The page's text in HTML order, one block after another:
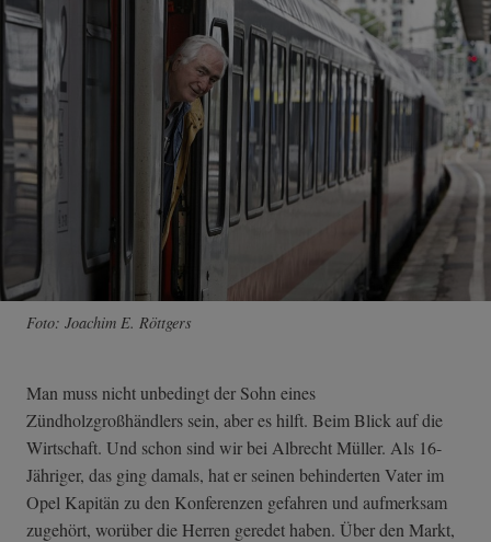
Foto: Joachim E. Röttgers
Man muss nicht unbedingt der Sohn eines
Zündholzgroßhändlers sein, aber es hilft. Beim Blick auf die
Wirtschaft. Und schon sind wir bei Albrecht Müller. Als 16-
Jähriger, das ging damals, hat er seinen behinderten Vater im
Opel Kapitän zu den Konferenzen gefahren und aufmerksam
zugehört, worüber die Herren geredet haben. Über den Markt,